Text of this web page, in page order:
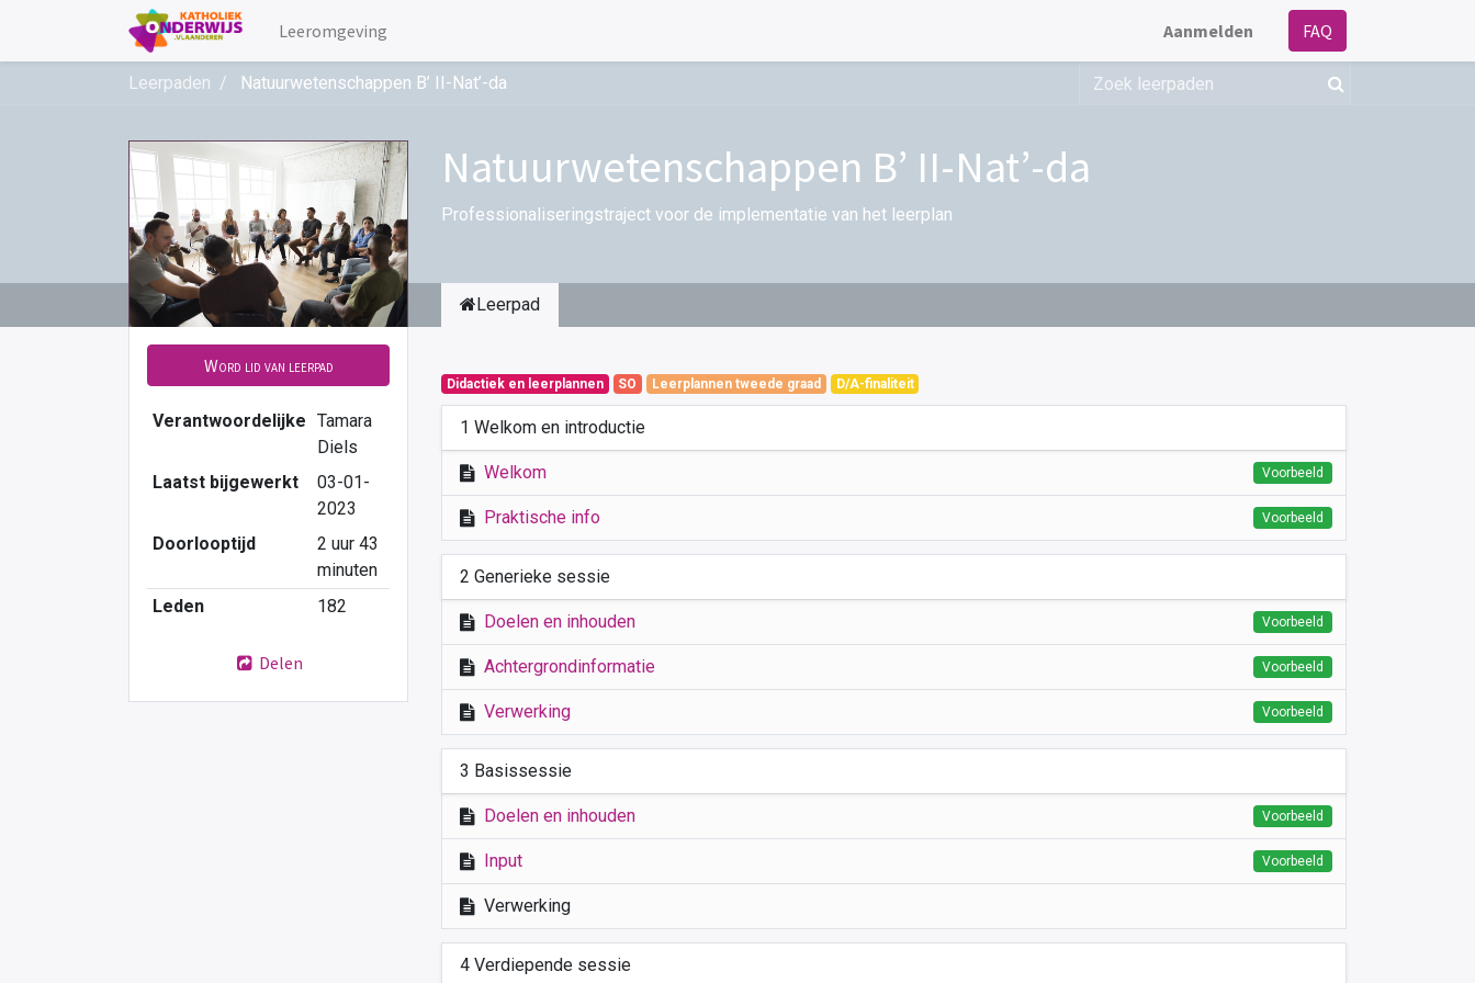
Leeromgeving Aanmelden FAQ
Leerpaden Natuurwetenschappen B’ II-Nat’-da
Natuurwetenschappen B’ II-Nat’-da
Professionaliseringstraject voor de implementatie van het leerplan
Word lid van leerpad
Verantwoordelijke Tamara
Diels
Laatst bijgewerkt
03-01-
2023
Doorlooptijd
2 uur 43
minuten
Leden
182
Delen
Leerpad
Didactiek en leerplannen SO Leerplannen tweede graad D/A-finaliteit
1 Welkom en introductie
Welkom Voorbeeld
Praktische info Voorbeeld
2 Generieke sessie
Doelen en inhouden Voorbeeld
Achtergrondinformatie Voorbeeld
Verwerking Voorbeeld
3 Basissessie
Doelen en inhouden Voorbeeld
Input Voorbeeld
Verwerking
4 Verdiepende sessie